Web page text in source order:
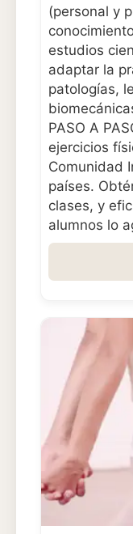
(personal y
estudios
adaptar la
patologías,
PASO A
ejercicios
Comunidad
países.
clases, y
alumnos lo